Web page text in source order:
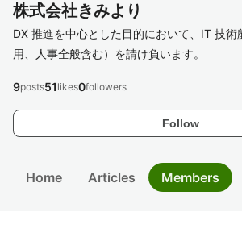
株式会社きみより
DX 推進を中心とした目的において、IT 技術
用、人事全般含む）を請け負います。
Follow
9posts51 likes0followers
Home Articles Members